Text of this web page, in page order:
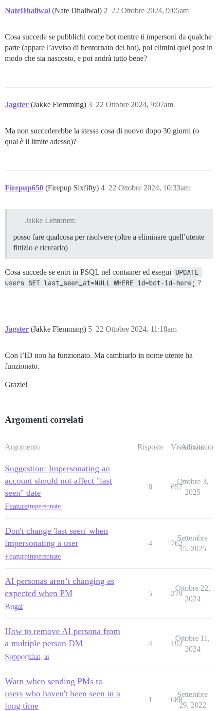
NateDhaliwal (Nate Dhaliwal) 22 Ottobre 2024, 9:05am
2
Cosa succede se pubblichi come bot mentre ti impersoni da qualche
parte (appare l’avviso di bentornato del bot), poi elimini quel post in
modo che sia nascosto, e poi andrà tutto bene?
Jagster (Jakke Flemming) 22 Ottobre 2024, 9:07am
3
Ma non succederebbe la stessa cosa di nuovo dopo 30 giorni (o
qual è il limite adesso)?
Firepup650 (Firepup Sixfifty) 22 Ottobre 2024, 10:33am
4
Jakke Lehtonen:
posso fare qualcosa per risolvere (oltre a eliminare quell’utente
fittizio e ricrearlo)
Cosa succede se entri in PSQL nel container ed esegui UPDATE
users SET last_seen_at=NULL WHERE id=bot-id-here; ?
Jagster (Jakke Flemming) 22 Ottobre 2024, 11:18am
5
Con l’ID non ha funzionato. Ma cambiarlo in nome utente ha
funzionato.
Grazie!
Argomenti correlati
Argomento Risposte Visualizzazioni
Attività
Suggestion: Impersonating an
account should not affect "last
seen" date
Featureimpersonate
8 657
Ottobre 3,
2025
Don't change 'last seen' when
impersonating a user
Featureimpersonate
4 762
Settembre
15, 2025
AI personas aren’t changing as
expected when PM
Bugai
5 279
Ottobre 22,
2024
How to remove AI persona from
a multiple person DM
Supportchat, ai
4 192
Ottobre 11,
2024
Warn when sending PMs to
users who haven't been seen in a
long time
1 688
Settembre
29, 2022